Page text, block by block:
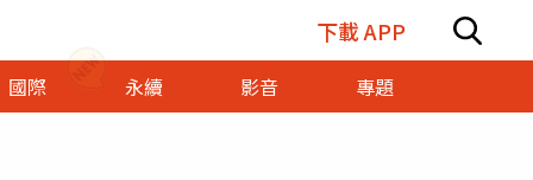
下載 APP
國際 永續 影音 專題